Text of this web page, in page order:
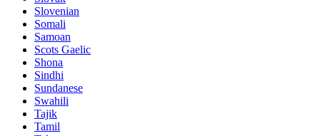
Slovenian
Somali
Samoan
Scots Gaelic
Shona
Sindhi
Sundanese
Swahili
Tajik
Tamil